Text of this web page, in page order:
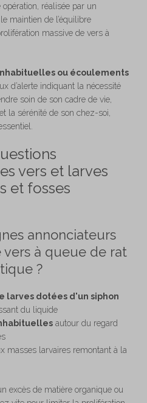
réalisée par un
maintien de l’équilibre
massive de vers à
ou écoulements
d’alerte indiquant la nécessité
soin de son cadre de vie,
la sérénité de son chez-soi,
vers et larves
et fosses
annonciateurs
vers à queue de rat
?
larves dotées d'un siphon
du liquide
autour du regard
masses larvaires remontant à la
excès de matière organique ou